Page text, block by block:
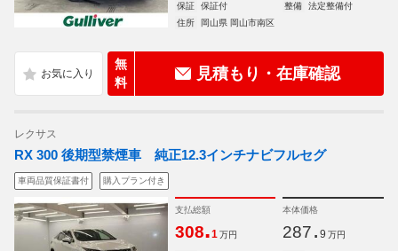
保証
保証付 整備
法定整備付
住所
岡山県 岡山市南区
無
料
見積もり・在庫確認
レクサス
RX 300 後期型禁煙車 純正12.3インチナビフルセグ
車両品質保証書付 購入プラン付き
支払総額
308.1 万円
本体価格
287. 9 万円